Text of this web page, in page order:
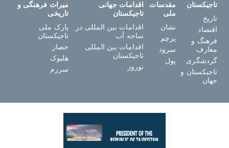
تاجیکستان
تاریخ
اقتصاد
فرهنگ و
معارف
گردشگری
تاجیکستان و
جهان
مقدسات
ملی
نشان
پرچم
سرود
پول
اقدامات جهانی
تاجیکستان
اقدامات بین المللی در
ساحه آب
اقدامات بین المللی
تاجیکستان
نوروز
میراث فرهنگی و
تاریخی
پارک ملی
تاجیکستان
حصار
هلبوک
سرزم